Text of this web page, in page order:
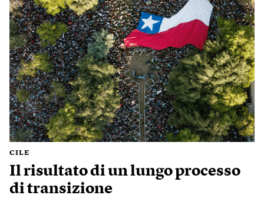
CILE
Il risultato di un lungo processo
di transizione